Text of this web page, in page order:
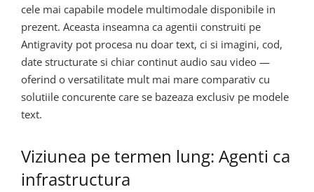
cele mai capabile modele multimodale disponibile in
prezent. Aceasta inseamna ca agentii construiti pe
Antigravity pot procesa nu doar text, ci si imagini, cod,
date structurate si chiar continut audio sau video —
oferind o versatilitate mult mai mare comparativ cu
solutiile concurente care se bazeaza exclusiv pe modele
text.
Viziunea pe termen lung: Agenti ca
infrastructura